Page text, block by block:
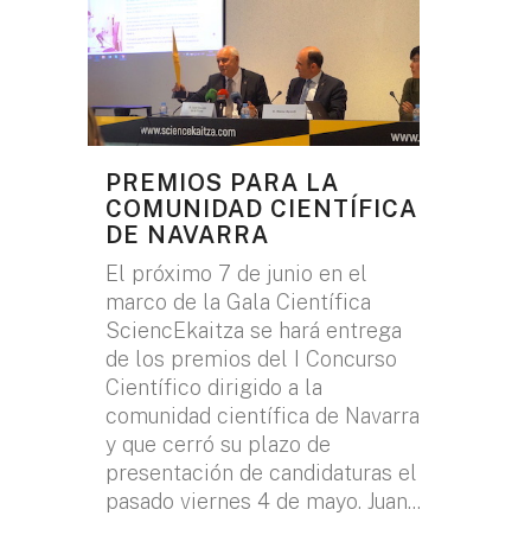
PREMIOS PARA LA
COMUNIDAD CIENTÍFICA
DE NAVARRA
El próximo 7 de junio en el
marco de la Gala Científica
SciencEkaitza se hará entrega
de los premios del I Concurso
Científico dirigido a la
comunidad científica de Navarra
y que cerró su plazo de
presentación de candidaturas el
pasado viernes 4 de mayo. Juan...